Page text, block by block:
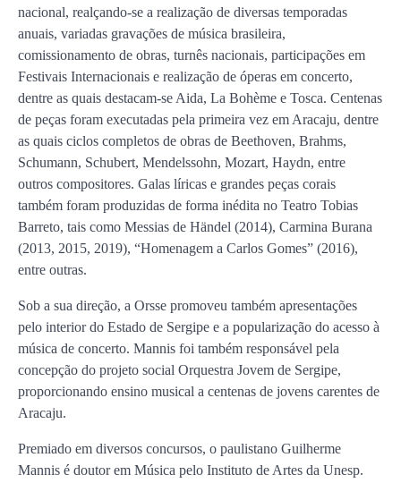
nacional, realçando-se a realização de diversas temporadas
anuais, variadas gravações de música brasileira,
comissionamento de obras, turnês nacionais, participações em
Festivais Internacionais e realização de óperas em concerto,
dentre as quais destacam-se Aida, La Bohème e Tosca. Centenas
de peças foram executadas pela primeira vez em Aracaju, dentre
as quais ciclos completos de obras de Beethoven, Brahms,
Schumann, Schubert, Mendelssohn, Mozart, Haydn, entre
outros compositores. Galas líricas e grandes peças corais
também foram produzidas de forma inédita no Teatro Tobias
Barreto, tais como Messias de Händel (2014), Carmina Burana
(2013, 2015, 2019), “Homenagem a Carlos Gomes” (2016),
entre outras.
Sob a sua direção, a Orsse promoveu também apresentações
pelo interior do Estado de Sergipe e a popularização do acesso à
música de concerto. Mannis foi também responsável pela
concepção do projeto social Orquestra Jovem de Sergipe,
proporcionando ensino musical a centenas de jovens carentes de
Aracaju.
Premiado em diversos concursos, o paulistano Guilherme
Mannis é doutor em Música pelo Instituto de Artes da Unesp.